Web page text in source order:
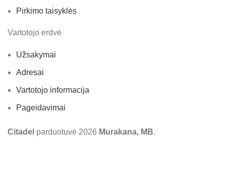
Pirkimo taisyklės
Vartotojo erdvė
Užsakymai
Adresai
Vartotojo informacija
Pageidavimai
Citadel parduotuvė 2026 Murakana, MB.